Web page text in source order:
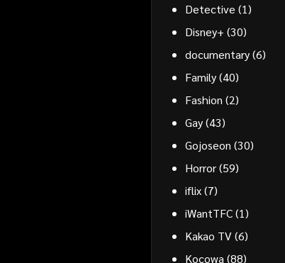
Detective (1)
Disney+ (30)
documentary(6)
Family(40)
Fashion (2)
Gay(43)
Gojoseon (30)
Horror(59)
iflix(7)
iWantTFC(1)
Kakao TV(6)
Kocowa (88)